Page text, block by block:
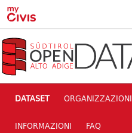
Skip to main content
DATASET ORGANIZZAZIONI
INFORMAZIONI FAQ